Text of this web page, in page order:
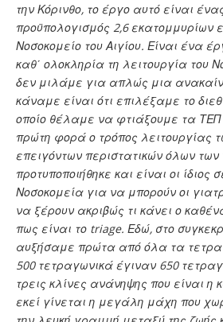
την Κόρινθο, το έργο αυτό είναι
προϋπολογισμός 2,6 εκατομμυρίων
Νοσοκομείο του Αιγίου. Είναι ένα
καθ΄ ολοκληρία τη λειτουργία του
δεν μιλάμε για απλώς μια
κάναμε είναι ότι επιλέξαμε το
οποίο θέλαμε να φτιάξουμε τα
πρώτη φορά ο τρόπος λειτουργίας
επειγόντων περιστατικών όλων των
προτυποποιήθηκε και είναι οι ίδιος
Νοσοκομεία για να μπορούν οι
να ξέρουν ακριβώς τι κάνει ο
πως είναι το triage. Εδώ, στο
αυξήσαμε πρώτα από όλα τα
500 τετραγωνικά έγιναν 650
τρεις κλίνες ανάνηψης που είναι η
εκεί γίνεται η μεγάλη μάχη που